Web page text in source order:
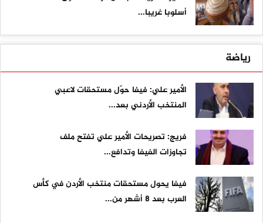
أسلوبا غريبا...
رياضة
الأمير علي: فيفا حوّل مستحقات لاعبي
المنتخب الأردني بعد...
فريج: تصريحات الأمير علي تفتح ملف
تجاوزات الفيفا وتدافع...
فيفا يحول مستحقات منتخب الأردن في كأس
العرب بعد 8 أشهر من...